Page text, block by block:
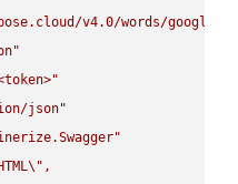
v4.0/words/
json"
\" ,